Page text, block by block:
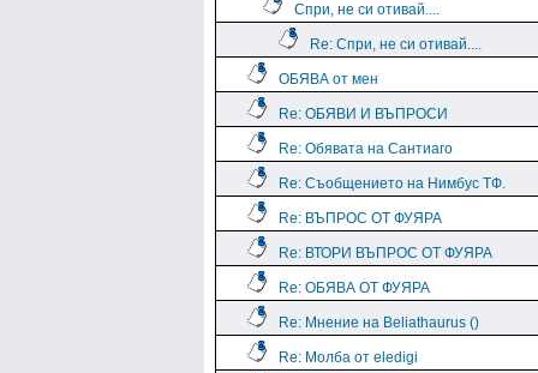
Спри, не си отивай....
Re: Спри, не си отивай....
ОБЯВА от мен
Re: ОБЯВИ И ВЪПРОСИ
Re: Обявата на Сантиаго
Re: Съобщението на Нимбус ТФ.
Re: ВЪПРОС ОТ ФУЯРА
Re: ВТОРИ ВЪПРОС ОТ ФУЯРА
Re: ОБЯВА ОТ ФУЯРА
Re: Мнение на Beliathaurus ()
Re: Молба от eledigi